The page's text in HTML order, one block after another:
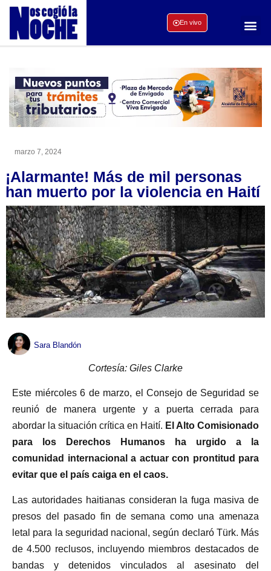
En vivo
marzo 7, 2024
¡Alarmante! Más de mil personas
han muerto por la violencia en Haití
Sara Blandón
Cortesía: Giles Clarke
Este miércoles 6 de marzo, el Consejo de Seguridad se
reunió de manera urgente y a puerta cerrada para
abordar la situación crítica en Haití. El Alto Comisionado
para los Derechos Humanos ha urgido a la
comunidad internacional a actuar con prontitud para
evitar que el país caiga en el caos.
Las autoridades haitianas consideran la fuga masiva de
presos del pasado fin de semana como una amenaza
letal para la seguridad nacional, según declaró Türk. Más
de 4.500 reclusos, incluyendo miembros destacados de
bandas y detenidos vinculados al asesinato del